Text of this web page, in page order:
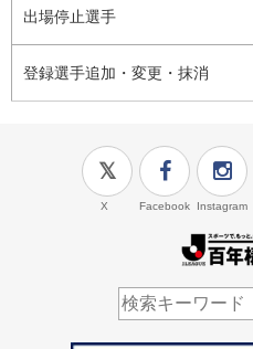
出場停止選手
登録選手追加・変更・抹消
X Facebook Instagram